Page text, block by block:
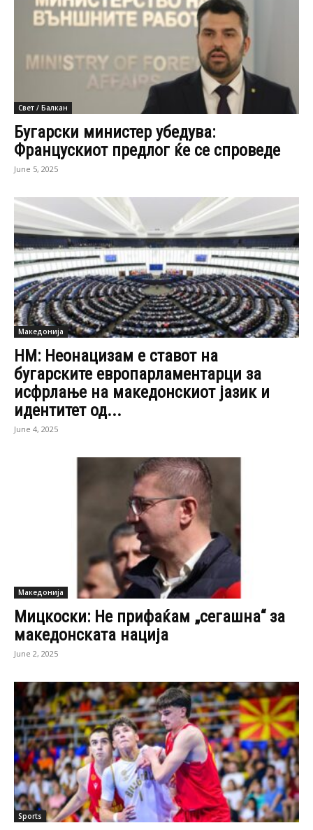
Свет / Балкан
Бугарски министер убедува:
Францускиот предлог ќе се спроведе
June 5, 2025
Македонија
НМ: Неонацизам е ставот на
бугарските европарламентарци за
исфрлање на македонскиот јазик и
идентитет од...
June 4, 2025
Македонија
Мицкоски: Не прифаќам „сегашна“ за
македонската нација
June 2, 2025
Sports